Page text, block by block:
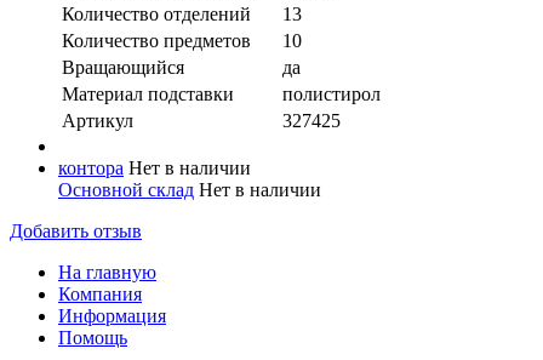
Количество отделений
13
Количество предметов
10
Вращающийся
да
Материал подставки
полистирол
Артикул
327425
контора Нет в наличии
Основной склад Нет в наличии
Добавить отзыв
На главную
Компания
Информация
Помощь